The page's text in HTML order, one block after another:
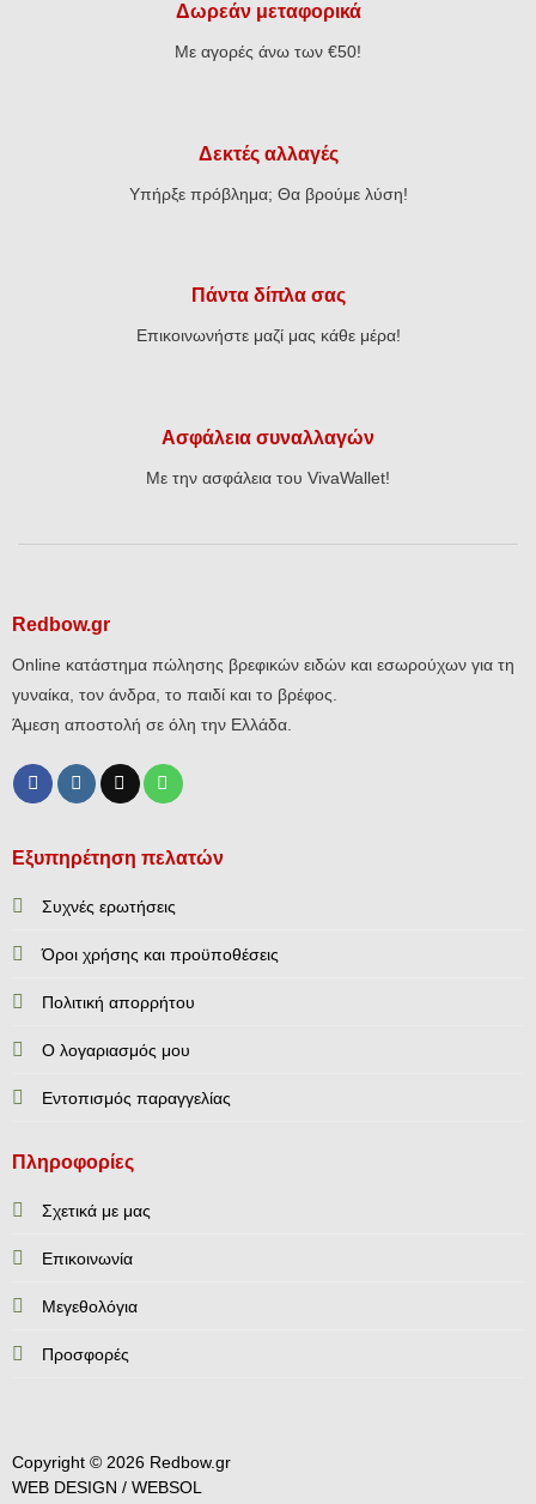
Δωρεάν μεταφορικά
Με αγορές άνω των €50!
Δεκτές αλλαγές
Υπήρξε πρόβλημα; Θα βρούμε λύση!
Πάντα δίπλα σας
Επικοινωνήστε μαζί μας κάθε μέρα!
Ασφάλεια συναλλαγών
Με την ασφάλεια του VivaWallet!
Redbow.gr
Online κατάστημα πώλησης βρεφικών ειδών και εσωρούχων για τη
γυναίκα, τον άνδρα, το παιδί και το βρέφος.
Άμεση αποστολή σε όλη την Ελλάδα.
Εξυπηρέτηση πελατών
Συχνές ερωτήσεις
Όροι χρήσης και προϋποθέσεις
Πολιτική απορρήτου
Ο λογαριασμός μου
Εντοπισμός παραγγελίας
Πληροφορίες
Σχετικά με μας
Επικοινωνία
Mεγεθολόγια
Προσφορές
Copyright © 2026 Redbow.gr
WEB DESIGN / WEBSOL